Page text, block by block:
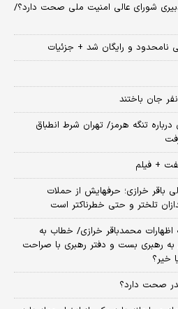
شورای عالی امنیت ملی صحت دارد؟/
و رایگان شد + جزئیات
درباره تنگه هرمز/ تهران شرط انطباق
+ فیلم
باقر خرازی؛ حرفهایش از حملات
تلختر و حتی خطرناکتر است
اظهارات محمدباقر خرازی/ خطاب به
رهبری بست و دفتر رهبری با صراحت
خیر؟
صحت دارد؟